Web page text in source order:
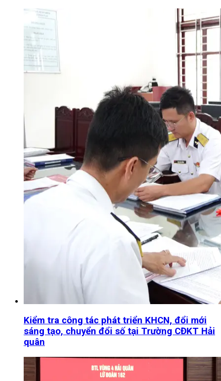
Kiểm tra công tác phát triển KHCN, đổi mới
sáng tạo, chuyển đổi số tại Trường CĐKT Hải
quân